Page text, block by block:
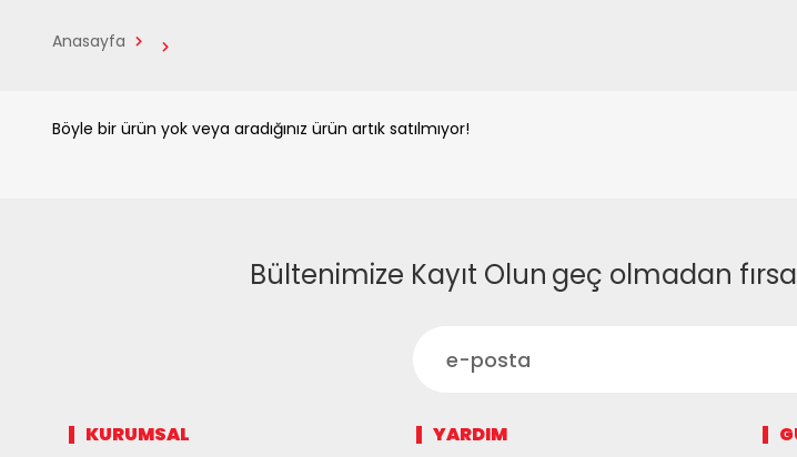
Anasayfa
Böyle bir ürün yok veya aradığınız ürün artık satılmıyor!
Bültenimize Kayıt Olun geç olmadan
KURUMSAL YARDIM